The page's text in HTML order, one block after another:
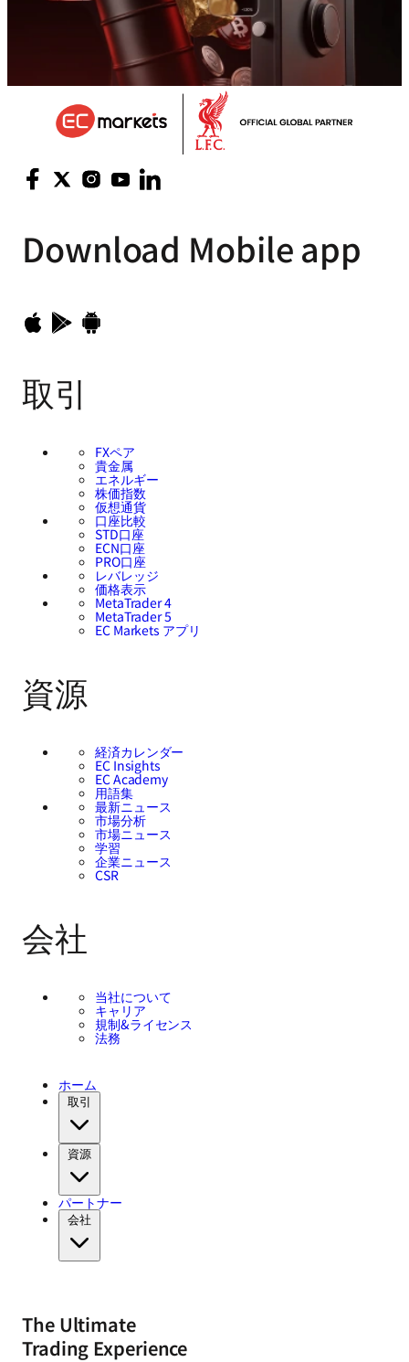
Download Mobile app
取引
FXペア
貴金属
エネルギー
株価指数
仮想通貨
口座比較
STD口座
ECN口座
PRO口座
レバレッジ
価格表示
MetaTrader 4
MetaTrader 5
EC Markets アプリ
資源
経済カレンダー
EC Insights
EC Academy
用語集
最新ニュース
市場分析
市場ニュース
学習
企業ニュース
CSR
会社
当社について
キャリア
規制&ライセンス
法務
ホーム
取引
資源
パートナー
会社
The Ultimate
Trading Experience